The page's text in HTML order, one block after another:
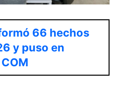
66 hechos
y puso en